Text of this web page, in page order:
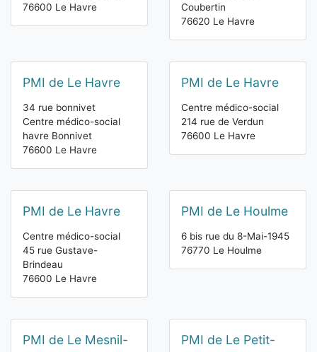
76600 Le Havre
Coubertin
76620 Le Havre
PMI de Le Havre
34 rue bonnivet
Centre médico-social
havre Bonnivet
76600 Le Havre
PMI de Le Havre
Centre médico-social
214 rue de Verdun
76600 Le Havre
PMI de Le Havre
Centre médico-social
45 rue Gustave-
Brindeau
76600 Le Havre
PMI de Le Houlme
6 bis rue du 8-Mai-1945
76770 Le Houlme
PMI de Le Mesnil-
PMI de Le Petit-